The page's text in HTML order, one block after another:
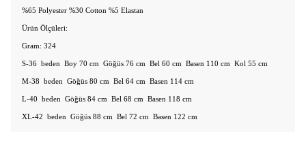
%65 Polyester %30 Cotton %5 Elastan
Ürün Ölçüleri:
Gram: 324
S-36 beden Boy 70 cm Göğüs 76 cm Bel 60 cm Basen 110 cm Kol 55 cm
M-38 beden Göğüs 80 cm Bel 64 cm Basen 114 cm
L-40 beden Göğüs 84 cm Bel 68 cm Basen 118 cm
XL-42 beden Göğüs 88 cm Bel 72 cm Basen 122 cm